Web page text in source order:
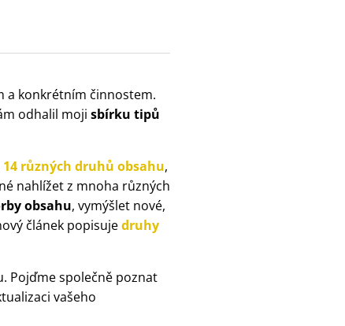
a konkrétním činnostem.
odhalil moji sbírku tipů
14 různých druhů obsahu,
nahlížet z mnoha různých
obsahu, vymýšlet nové,
článek popisujedruhy
Pojďme společně poznat
vašeho